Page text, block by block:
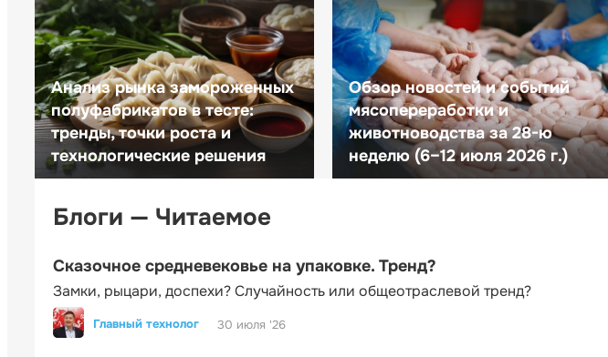
Анализ рынка замороженных
полуфабрикатов в тесте:
тренды, точки роста и
технологические решения
Обзор новостей и событий
мясопереработки и
животноводства за 28-ю
неделю (6–12 июля 2026 г.)
Блоги — Читаемое
Сказочное средневековье на упаковке. Тренд?
Замки, рыцари, доспехи? Случайность или общеотраслевой тренд?
Главный технолог 30 июля '26